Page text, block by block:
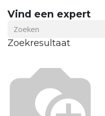
Vind een expert
Zoekresultaat